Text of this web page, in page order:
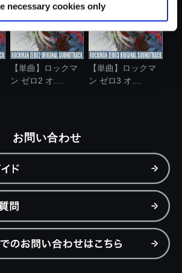
necessary cookies only
【単曲】ロックマ
ン ゼロ2 オ....
【単曲】ロックマ
ン ゼロ3 オ....
お問い合わせ